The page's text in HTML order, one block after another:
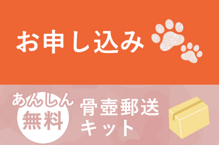
最近の投稿
埼玉県 Kさま（あかりちゃん・きなりちゃん）
千葉県 Uさま（エルフちゃん・ソルシエールちゃん）
愛知県 Kさま（Litoちゃん）
東京都 Aさま（ミンスちゃん）